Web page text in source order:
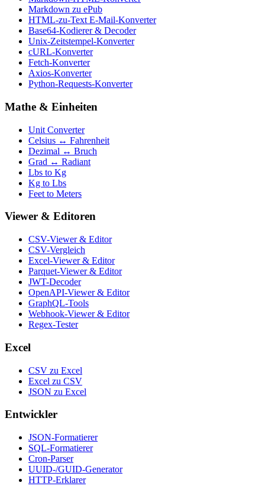
Markdown zu ePub
HTML-zu-Text E-Mail-Konverter
Base64-Kodierer & Decoder
Unix-Zeitstempel-Konverter
cURL-Konverter
Fetch-Konverter
Axios-Konverter
Python-Requests-Konverter
Mathe & Einheiten
Unit Converter
Celsius ↔ Fahrenheit
Dezimal ↔ Bruch
Grad ↔ Radiant
Lbs to Kg
Kg to Lbs
Feet to Meters
Viewer & Editoren
CSV-Viewer & Editor
CSV-Vergleich
Excel-Viewer & Editor
Parquet-Viewer & Editor
JWT-Decoder
OpenAPI-Viewer & Editor
GraphQL-Tools
Webhook-Viewer & Editor
Regex-Tester
Excel
CSV zu Excel
Excel zu CSV
JSON zu Excel
Entwickler
JSON-Formatierer
SQL-Formatierer
Cron-Parser
UUID-/GUID-Generator
HTTP-Erklarer